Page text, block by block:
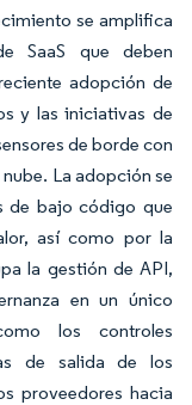
se amplifica
SaaS que deben
adopción de
y las iniciativas de
de borde con
La adopción se
de bajo código que
así como por la
la gestión de API,
en un único
los controles
de salida de los
proveedores hacia